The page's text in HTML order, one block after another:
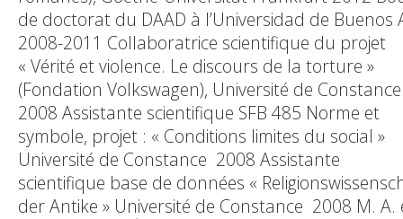
de doctorat du DAAD à l’Universidad de Buenos
2008-2011 Collaboratrice scientifique du projet
« Vérité et violence. Le discours de la torture »
(Fondation Volkswagen), Université de
2008 Assistante scientifique SFB 485 Norme et
symbole, projet : « Conditions limites du social »
Université de Constance 2008 Assistante
scientifique base de données «
der Antike » Université de Constance 2008 M. A.